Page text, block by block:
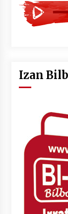
Izan